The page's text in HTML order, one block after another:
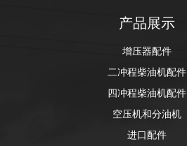
产品展示
增压器配件
二冲程柴油机配件
四冲程柴油机配件
空压机和分油机
进口配件